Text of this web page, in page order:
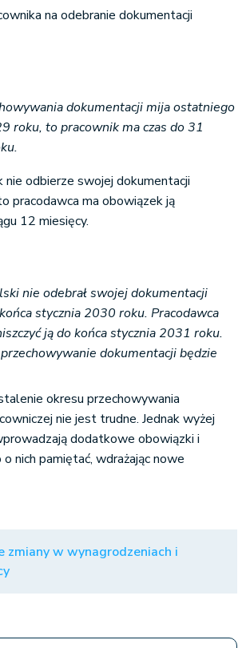
na odebranie dokumentacji
dokumentacji mija ostatniego
roku, to pracownik ma czas do 31
nie odbierze swojej dokumentacji
pracodawca ma obowiązek ją
12 miesięcy.
nie odebrał swojej dokumentacji
stycznia 2030 roku. Pracodawca
ją do końca stycznia 2031 roku.
dokumentacji będzie
okresu przechowywania
nie jest trudne. Jednak wyżej
dodatkowe obowiązki i
nich pamiętać, wdrażając nowe
zmiany w wynagrodzeniach i